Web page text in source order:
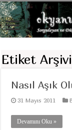
Etiket
Nasıl Aşık
31 Mayıs 2011
Devamını Oku »